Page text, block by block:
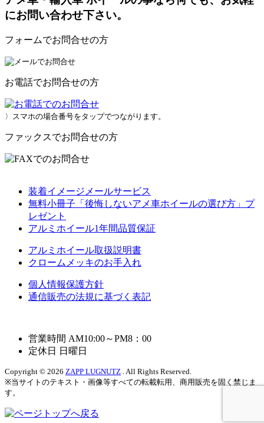
にお問い合わせ下さい。
フォームでお問合せの方
お電話でお問合せの方
〉スマホの場合番号をタップでつながります。
ファックスでお問合せの方
装着イメージメールサービス
無料小冊子「後悔しないアメ車ホイールの選び方」プ
レゼント
アルミホイール1年間品質保証
アルミホイール取扱説明書
クロームメッキのお手入れ
個人情報保護方針
通信販売の法規に基づく表記
営業時間 AM10:00～PM8：00
定休日 日曜日
Copyright © 2026 ZAPP LUGNUTZ . All Rights Reserved.
※当サイトのテキスト・画像等すべての転載転用、商用販売を固く禁じま
す。